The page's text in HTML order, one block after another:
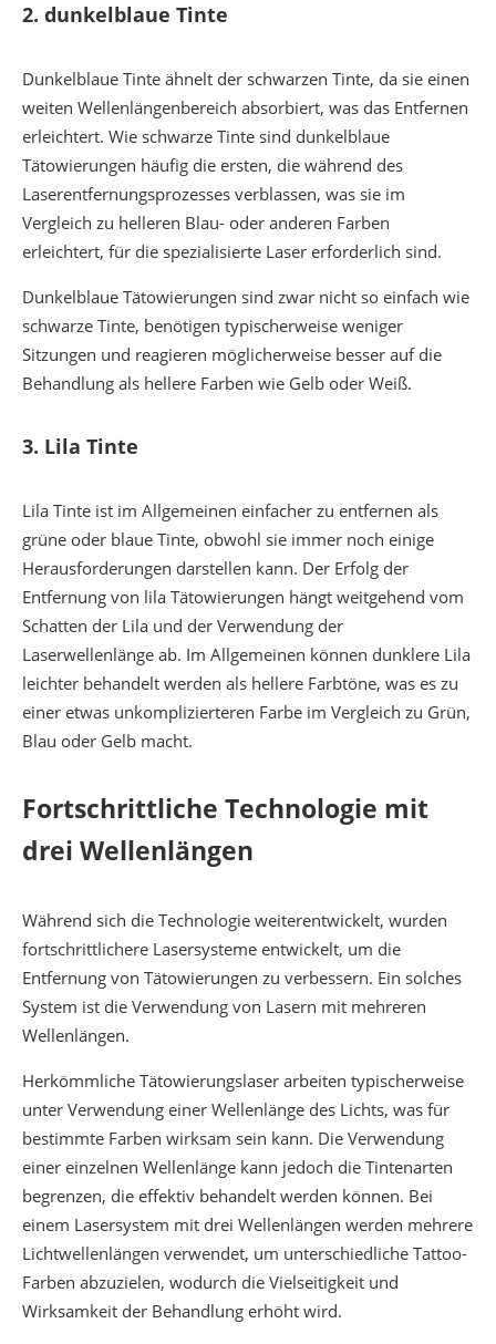
2. dunkelblaue Tinte
Dunkelblaue Tinte ähnelt der schwarzen Tinte, da sie einen
weiten Wellenlängenbereich absorbiert, was das Entfernen
erleichtert. Wie schwarze Tinte sind dunkelblaue
Tätowierungen häufig die ersten, die während des
Laserentfernungsprozesses verblassen, was sie im
Vergleich zu helleren Blau- oder anderen Farben
erleichtert, für die spezialisierte Laser erforderlich sind.
Dunkelblaue Tätowierungen sind zwar nicht so einfach wie
schwarze Tinte, benötigen typischerweise weniger
Sitzungen und reagieren möglicherweise besser auf die
Behandlung als hellere Farben wie Gelb oder Weiß.
3. Lila Tinte
Lila Tinte ist im Allgemeinen einfacher zu entfernen als
grüne oder blaue Tinte, obwohl sie immer noch einige
Herausforderungen darstellen kann. Der Erfolg der
Entfernung von lila Tätowierungen hängt weitgehend vom
Schatten der Lila und der Verwendung der
Laserwellenlänge ab. Im Allgemeinen können dunklere Lila
leichter behandelt werden als hellere Farbtöne, was es zu
einer etwas unkomplizierteren Farbe im Vergleich zu Grün,
Blau oder Gelb macht.
Fortschrittliche Technologie mit
drei Wellenlängen
Während sich die Technologie weiterentwickelt, wurden
fortschrittlichere Lasersysteme entwickelt, um die
Entfernung von Tätowierungen zu verbessern. Ein solches
System ist die Verwendung von Lasern mit mehreren
Wellenlängen.
Herkömmliche Tätowierungslaser arbeiten typischerweise
unter Verwendung einer Wellenlänge des Lichts, was für
bestimmte Farben wirksam sein kann. Die Verwendung
einer einzelnen Wellenlänge kann jedoch die Tintenarten
begrenzen, die effektiv behandelt werden können. Bei
einem Lasersystem mit drei Wellenlängen werden mehrere
Lichtwellenlängen verwendet, um unterschiedliche Tattoo-
Farben abzuzielen, wodurch die Vielseitigkeit und
Wirksamkeit der Behandlung erhöht wird.